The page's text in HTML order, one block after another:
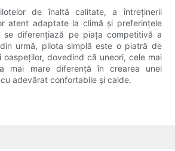
de înaltă calitate, a întreținerii
atent adaptate la climă și preferințele
se diferențiază pe piața competitivă a
urmă, pilota simplă este o piatră de
oaspeților, dovedind că uneori, cele mai
mai mare diferență în crearea unei
adevărat confortabile și calde.